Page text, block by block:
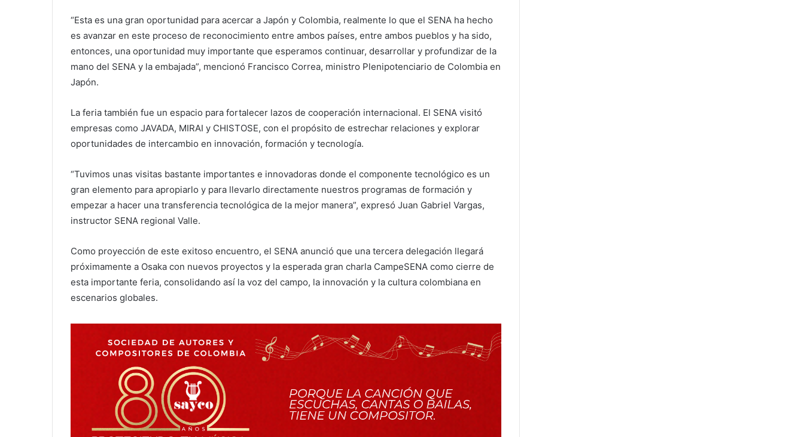
“Esta es una gran oportunidad para acercar a Japón y Colombia, realmente lo que el SENA ha hecho
es avanzar en este proceso de reconocimiento entre ambos países, entre ambos pueblos y ha sido,
entonces, una oportunidad muy importante que esperamos continuar, desarrollar y profundizar de la
mano del SENA y la embajada”, mencionó Francisco Correa, ministro Plenipotenciario de Colombia en
Japón.
La feria también fue un espacio para fortalecer lazos de cooperación internacional. El SENA visitó
empresas como JAVADA, MIRAI y CHISTOSE, con el propósito de estrechar relaciones y explorar
oportunidades de intercambio en innovación, formación y tecnología.
“Tuvimos unas visitas bastante importantes e innovadoras donde el componente tecnológico es un
gran elemento para apropiarlo y para llevarlo directamente nuestros programas de formación y
empezar a hacer una transferencia tecnológica de la mejor manera”, expresó Juan Gabriel Vargas,
instructor SENA regional Valle.
Como proyección de este exitoso encuentro, el SENA anunció que una tercera delegación llegará
próximamente a Osaka con nuevos proyectos y la esperada gran charla CampeSENA como cierre de
esta importante feria, consolidando así la voz del campo, la innovación y la cultura colombiana en
escenarios globales.